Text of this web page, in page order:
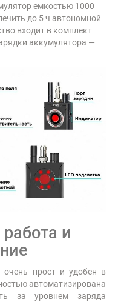
емкостью 1000
до 5 ч автономной
входит в комплект
аккумулятора —
и
очень прост и удобен в
автоматизирована
за уровнем заряда